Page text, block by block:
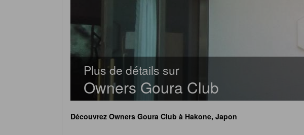
Plus de détails sur
Owners Goura Club
Découvrez Owners Goura Club à Hakone, Japon